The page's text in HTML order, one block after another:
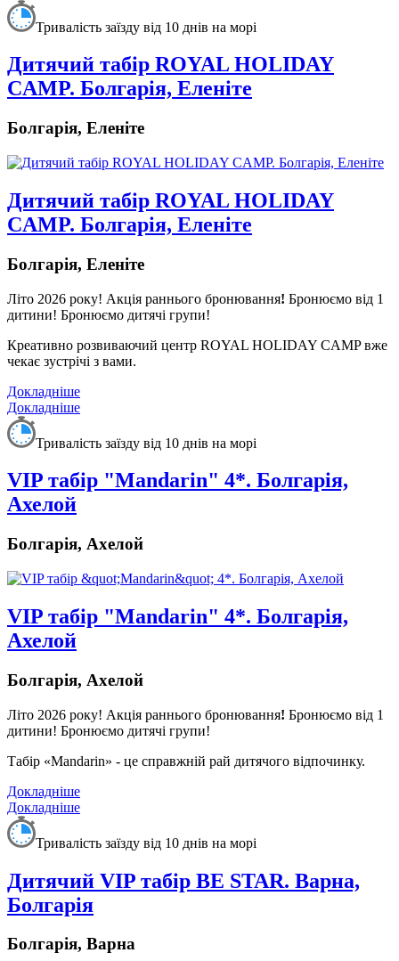
Тривалість заїзду від 10 днів на морі
Дитячий табiр ROYAL HOLIDAY
CAMP. Болгарія, Еленіте
Болгарія, Еленіте
Дитячий табiр ROYAL HOLIDAY
CAMP. Болгарія, Еленіте
Болгарія, Еленіте
Літо 2026 року! Акція раннього бронювання! Бронюємо від 1
дитини! Бронюємо дитячі групи!
Креативно розвиваючий центр ROYAL HOLIDAY CAMP вже
чекає зустрічі з вами.
Докладніше
Докладніше
Тривалість заїзду від 10 днів на морі
VIP табір "Mandarin" 4*. Болгарія,
Ахелой
Болгарія, Ахелой
VIP табір "Mandarin" 4*. Болгарія,
Ахелой
Болгарія, Ахелой
Літо 2026 року! Акція раннього бронювання! Бронюємо від 1
дитини! Бронюємо дитячі групи!
Табір «Mandarin» - це справжній рай дитячого відпочинку.
Докладніше
Докладніше
Тривалість заїзду від 10 днів на морі
Дитячий VIP табір BE STAR. Варна,
Болгарія
Болгарія, Варна